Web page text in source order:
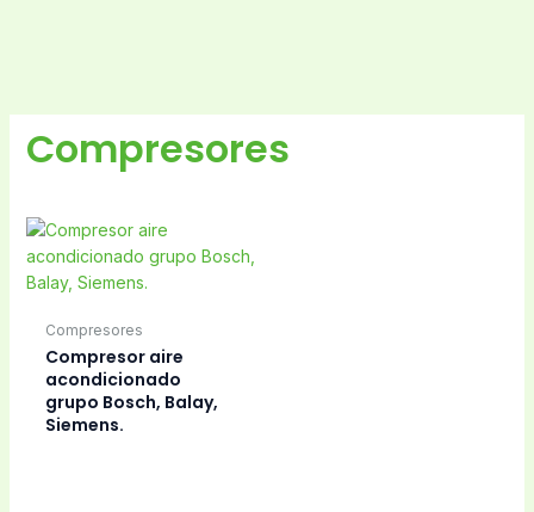
Compresores
Compresores
Compresor aire
acondicionado
grupo Bosch, Balay,
Siemens.